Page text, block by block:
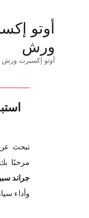
أوتو
ورش
أوتو إكسبرت ورش
تبحث
مرحبًا
جراند
وأداء